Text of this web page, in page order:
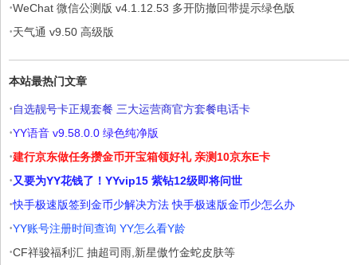
·WeChat 微信公测版 v4.1.12.53 多开防撤回带提示绿色版
·天气通 v9.50 高级版
本站最热门文章
·自选靓号卡正规套餐 三大运营商官方套餐电话卡
·YY语音 v9.58.0.0 绿色纯净版
·建行京东做任务攒金币开宝箱领好礼 亲测10京东E卡
·又要为YY花钱了！YYvip15 紫钻12级即将问世
·快手极速版签到金币少解决方法 快手极速版金币少怎么办
·YY账号注册时间查询 YY怎么看Y龄
·CF祥骏福利汇 抽超司雨,新星傲竹金蛇皮肤等